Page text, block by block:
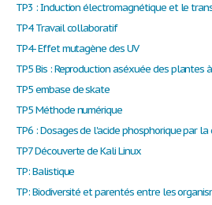
TP3 : Induction électromagnétique et le
TP4 Travail collaboratif
TP4- Effet mutagène des UV
TP5 Bis : Reproduction aséxuée des plantes
TP5 embase de skate
TP5 Méthode numérique
TP7 Découverte de Kali Linux
TP: Balistique
TP: Biodiversité et parentés entre les